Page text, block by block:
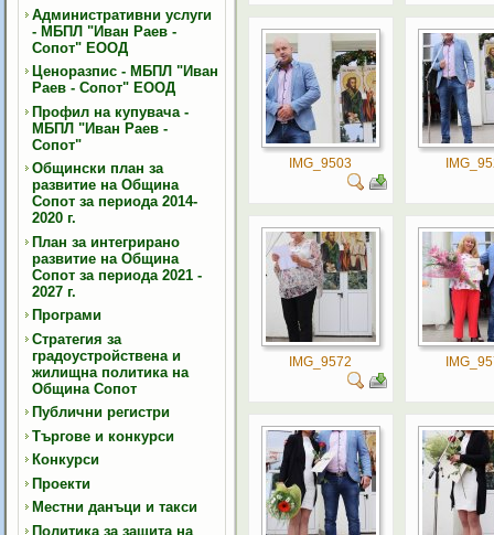
Административни услуги
- МБПЛ "Иван Раев -
Сопот" ЕООД
Ценоразпис - МБПЛ "Иван
Раев - Сопот" ЕООД
Профил на купувача -
МБПЛ "Иван Раев -
Сопот"
Общински план за
развитие на Община
Сопот за периода 2014-
2020 г.
План за интегрирано
развитие на Община
Сопот за периода 2021 -
2027 г.
Програми
Стратегия за
градоустройствена и
жилищна политика на
Община Сопот
Публични регистри
Търгове и конкурси
Конкурси
Проекти
Местни данъци и такси
Политика за защита на
IMG_9503
IMG_9572